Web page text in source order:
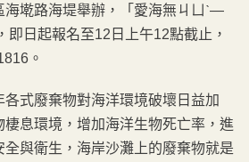
海墘路海堤舉辦，「愛海無ㄐㄩˋ—
即日起報名至12日上午12點截止，
。
式廢棄物對海洋環境破壞日益加
息環境，增加海洋生物死亡率，進
與衛生，海岸沙灘上的廢棄物就是